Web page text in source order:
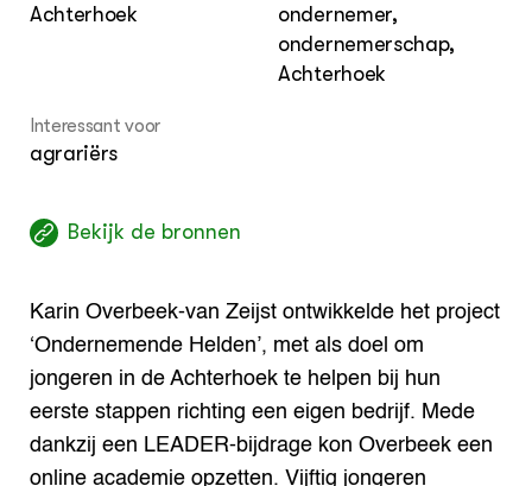
Achterhoek
ondernemer,
ondernemerschap,
Achterhoek
Interessant voor
agrariërs
Bekijk de bronnen
Karin Overbeek-van Zeijst ontwikkelde het project
‘Ondernemende Helden’, met als doel om
jongeren in de Achterhoek te helpen bij hun
eerste stappen richting een eigen bedrijf. Mede
dankzij een LEADER-bijdrage kon Overbeek een
online academie opzetten. Vijftig jongeren